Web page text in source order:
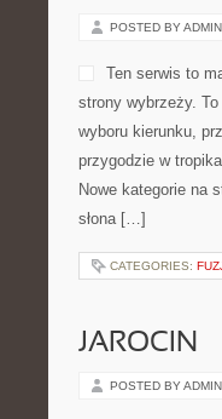
POSTED BY ADMIN
Ten serwis to
strony wybrzeży.
wyboru kierunku,
przygodzie w
Nowe kategorie na
słona […]
CATEGORIES:
JAROCIN
POSTED BY ADMIN